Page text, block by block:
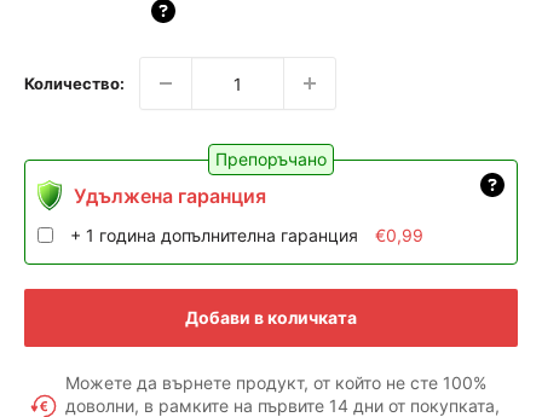
Количество:
Препоръчано
Удължена гаранция
+ 1 година допълнителна гаранция €0,99
Добави в количката
Можете да върнете продукт, от който не сте 100%
доволни, в рамките на първите 14 дни от покупката,